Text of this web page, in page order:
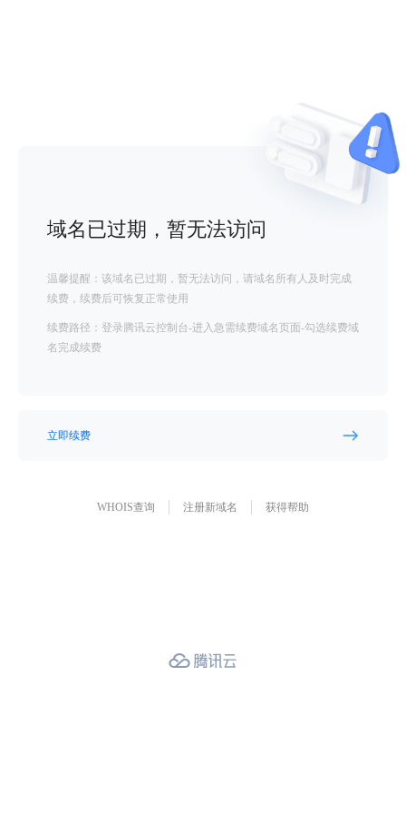
域名已过期，暂无法访问
温馨提醒：该域名已过期，暂无法访问，请域名所有人及时完成
续费，续费后可恢复正常使用
续费路径：登录腾讯云控制台-进入急需续费域名页面-勾选续费域
名完成续费
立即续费
WHOIS查询 注册新域名 获得帮助